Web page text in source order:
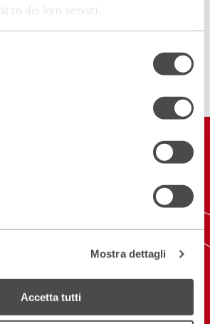
dei loro servizi.
Mostra dettagli
Accetta tutti
social